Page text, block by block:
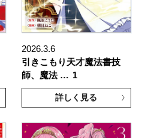
2026.3.6
引きこもり天才魔法書技
師、魔法 … 1
詳しく見る